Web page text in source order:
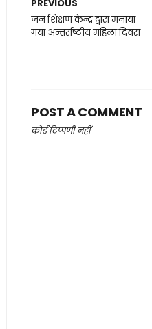
PREVIOUS
जन शिक्षण केन्द्र द्वारा मनाया
गया अन्तर्राष्टीय महिला दिवस
POST A COMMENT
कोई टिप्पणी नहीं